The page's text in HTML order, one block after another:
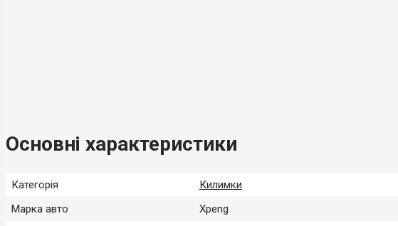
Основні характеристики
Категорія
Килимки
Марка авто
Xpeng